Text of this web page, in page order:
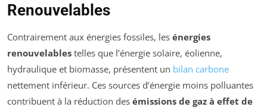
Renouvelables
Contrairement aux énergies fossiles, les énergies
renouvelables telles que l’énergie solaire, éolienne,
hydraulique et biomasse, présentent un bilan carbone
nettement inférieur. Ces sources d’énergie moins polluantes
contribuent à la réduction des émissions de gaz à effet de